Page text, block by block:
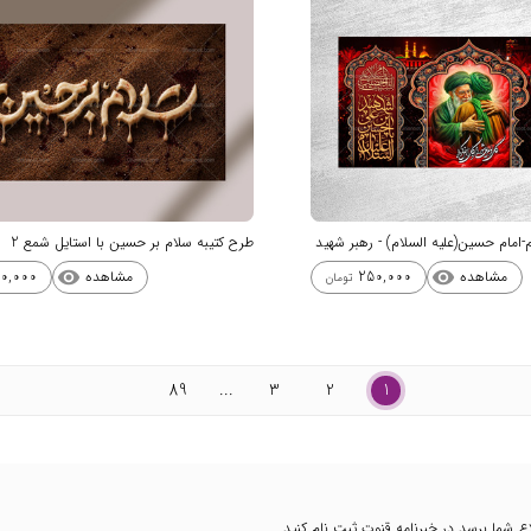
امام حسين(عليه السلام) - رهبر شهید
مشاهده visibility
250,000 تومان
طرح کتیبه سلام بر حسین با استایل شمع 2
مشاهده visibility
1
2
3
...
89